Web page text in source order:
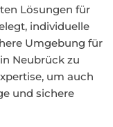
Lösungen für
individuelle
Umgebung für
Neubrück zu
um auch
und sichere